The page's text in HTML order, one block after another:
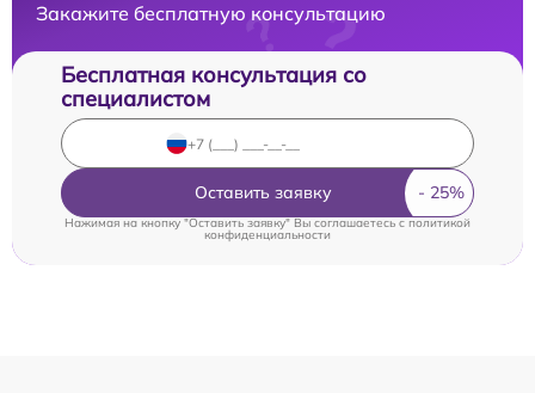
Закажите бесплатную консультацию
Бесплатная консультация со
специалистом
Оставить заявку
Нажимая на кнопку "Оставить заявку" Вы соглашаетесь cполитикой
конфиденциальности